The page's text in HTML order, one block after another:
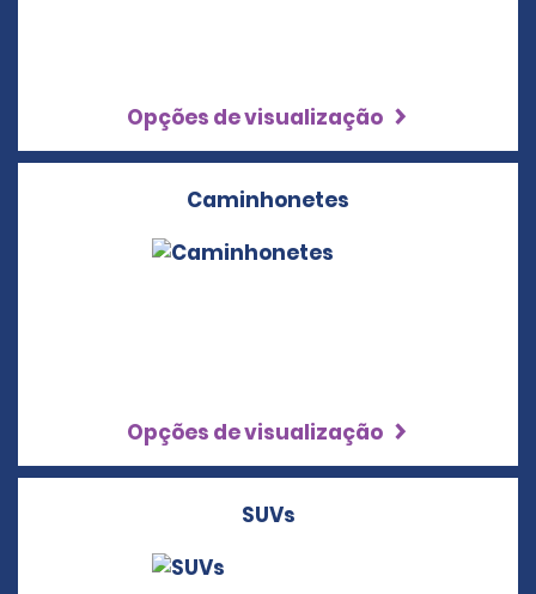
Opções de visualização
Caminhonetes
Opções de visualização
SUVs